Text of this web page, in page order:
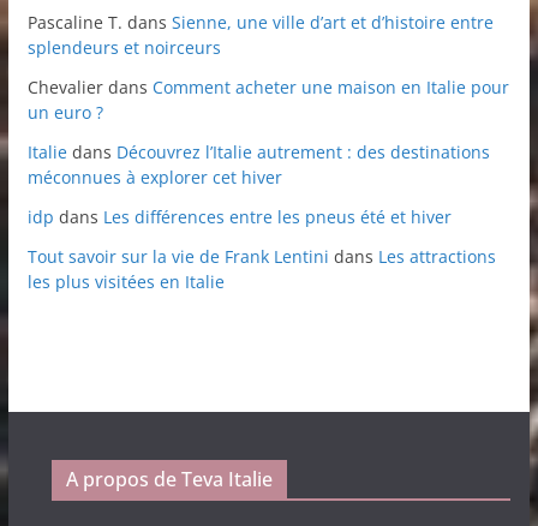
Pascaline T. dans Sienne, une ville d’art et d’histoire entre
splendeurs et noirceurs
Chevalierdans Comment acheter une maison en Italie pour
un euro ?
Italiedans Découvrez l’Italie autrement : des destinations
méconnues à explorer cet hiver
idp dans Les différences entre les pneus été et hiver
Tout savoir sur la vie de Frank Lentini dans Les attractions
les plus visitées en Italie
A propos de Teva Italie